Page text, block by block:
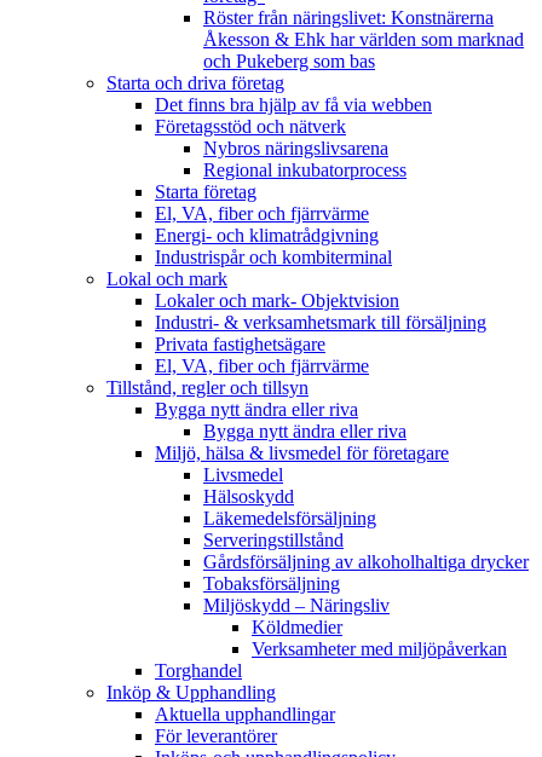
Röster från näringslivet: Konstnärerna
Åkesson & Ehk har världen som marknad
och Pukeberg som bas
Starta och driva företag
Det finns bra hjälp av få via webben
Företagsstöd och nätverk
Nybros näringslivsarena
Regional inkubatorprocess
Starta företag
El, VA, fiber och fjärrvärme
Energi- och klimatrådgivning
Industrispår och kombiterminal
Lokal och mark
Lokaler och mark- Objektvision
Industri- & verksamhetsmark till försäljning
Privata fastighetsägare
El, VA, fiber och fjärrvärme
Tillstånd, regler och tillsyn
Bygga nytt ändra eller riva
Bygga nytt ändra eller riva
Miljö, hälsa & livsmedel för företagare
Livsmedel
Hälsoskydd
Läkemedelsförsäljning
Serveringstillstånd
Gårdsförsäljning av alkoholhaltiga drycker
Tobaksförsäljning
Miljöskydd – Näringsliv
Köldmedier
Verksamheter med miljöpåverkan
Torghandel
Inköp & Upphandling
Aktuella upphandlingar
För leverantörer